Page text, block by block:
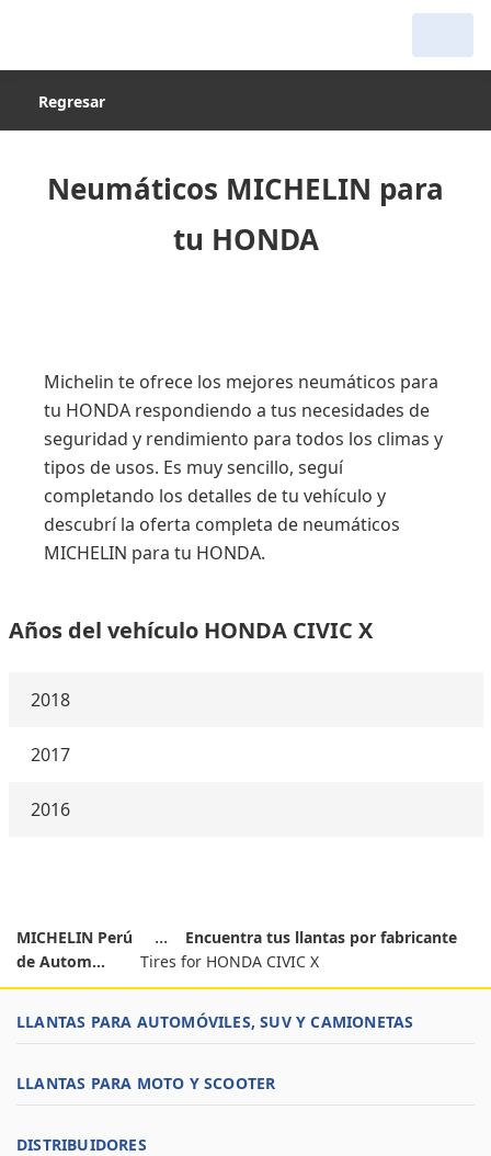
Regresar
Neumáticos MICHELIN para
tu HONDA
Michelin te ofrece los mejores neumáticos para
tu HONDA respondiendo a tus necesidades de
seguridad y rendimiento para todos los climas y
tipos de usos. Es muy sencillo, seguí
completando los detalles de tu vehículo y
descubrí la oferta completa de neumáticos
MICHELIN para tu HONDA.
Años del vehículo HONDA CIVIC X
2018
2017
2016
MICHELIN Perú
Encuentra tus llantas por fabricante
de Autom...
Tires for HONDA CIVIC X
LLANTAS PARA AUTOMÓVILES, SUV Y CAMIONETAS
LLANTAS PARA MOTO Y SCOOTER
DISTRIBUIDORES